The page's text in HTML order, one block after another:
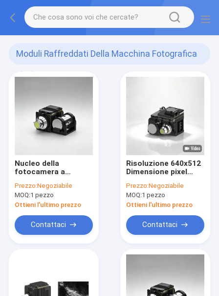
Moduli Raffreddati Della Macchina Fotografica
(66)
Nucleo della
fotocamera a
raffreddato a CALDO
GAVIN GC1210HMF
con risoluzione
1280x1024 per
rilevamento a lungo
raggio
Prezzo:Negoziabile
MOQ:1 pezzo
Ottieni l'ultimo prezzo
Contattaci
Risoluzione 640x512
Dimensione pixel
fotocamera LWIR
raffreddato ad alta
temperatura di
funzionamento
Modulo telecamera a
infrarossi
Prezzo:Negoziabile
MOQ:1 pezzo
Ottieni l'ultimo prezzo
Contattaci